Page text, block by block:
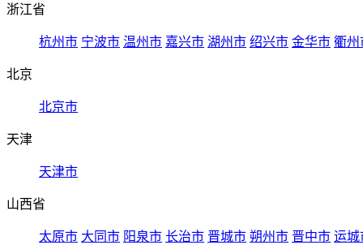
浙江省
杭州市 宁波市 温州市 嘉兴市 湖州市 绍兴市 金华市 衢州
北京
北京市
天津
天津市
山西省
太原市 大同市 阳泉市 长治市 晋城市 朔州市 晋中市 运城